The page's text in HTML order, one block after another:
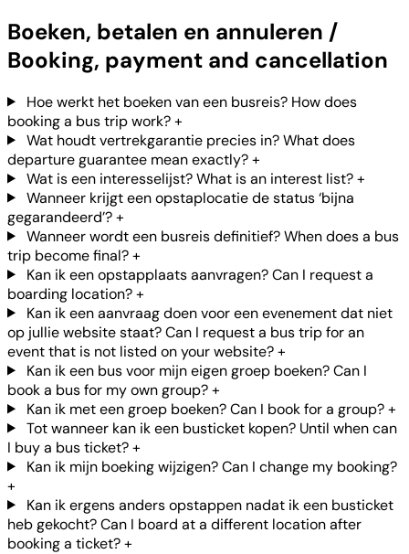
Boeken, betalen en annuleren /
Booking, payment and cancellation
Hoe werkt het boeken van een busreis? How does
booking a bus trip work?+
Wat houdt vertrekgarantie precies in? What does
departure guarantee mean exactly?+
Wat is een interesselijst? What is an interest list?+
Wanneer krijgt een opstaplocatie de status ‘bijna
gegarandeerd’?+
Wanneer wordt een busreis definitief? When does a bus
trip become final?+
Kan ik een opstapplaats aanvragen? Can I request a
boarding location?+
Kan ik een aanvraag doen voor een evenement dat niet
op jullie website staat? Can I request a bus trip for an
event that is not listed on your website?+
Kan ik een bus voor mijn eigen groep boeken? Can I
book a bus for my own group?+
Kan ik met een groep boeken? Can I book for a group?+
Tot wanneer kan ik een busticket kopen? Until when can
I buy a bus ticket?+
Kan ik mijn boeking wijzigen? Can I change my booking?
+
Kan ik ergens anders opstappen nadat ik een busticket
heb gekocht? Can I board at a different location after
booking a ticket?+